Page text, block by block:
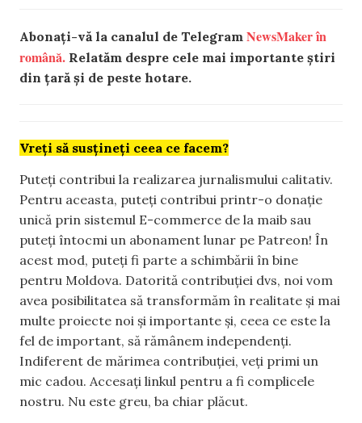
Abonați-vă la canalul de Telegram NewsMaker în
română. Relatăm despre cele mai importante știri
din țară și de peste hotare.
Vreți să susțineți ceea ce facem?
Puteți contribui la realizarea jurnalismului calitativ.
Pentru aceasta, puteți contribui printr-o donație
unică prin sistemul E-commerce de la maib sau
puteți întocmi un abonament lunar pe Patreon! În
acest mod, puteți fi parte a schimbării în bine
pentru Moldova. Datorită contribuției dvs, noi vom
avea posibilitatea să transformăm în realitate și mai
multe proiecte noi și importante și, ceea ce este la
fel de important, să rămânem independenți.
Indiferent de mărimea contribuției, veți primi un
mic cadou. Accesați linkul pentru a fi complicele
nostru. Nu este greu, ba chiar plăcut.